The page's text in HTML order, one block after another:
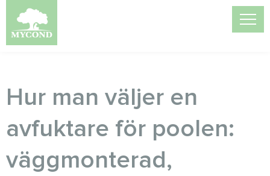
Hur man väljer en
avfuktare för poolen:
väggmonterad,